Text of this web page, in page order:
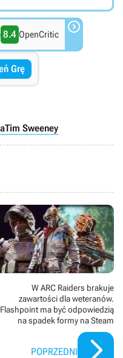
8.4 OpenCritic 
Grę
Tim Sweeney
W ARC Raiders brakuje
zawartości dla weteranów.
Flashpoint ma być odpowiedzią
na spadek formy na Steam
POPRZEDNI